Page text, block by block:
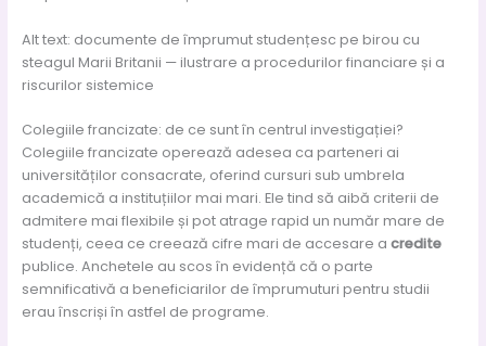
Alt text: documente de împrumut studențesc pe birou cu
steagul Marii Britanii — ilustrare a procedurilor financiare și a
riscurilor sistemice
Colegiile francizate: de ce sunt în centrul investigației?
Colegiile francizate operează adesea ca parteneri ai
universităților consacrate, oferind cursuri sub umbrela
academică a instituțiilor mai mari. Ele tind să aibă criterii de
admitere mai flexibile și pot atrage rapid un număr mare de
studenți, ceea ce creează cifre mari de accesare a credite
publice. Anchetele au scos în evidență că o parte
semnificativă a beneficiarilor de împrumuturi pentru studii
erau înscriși în astfel de programe.